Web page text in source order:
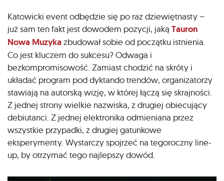
Katowicki event odbędzie się po raz dziewiętnasty –
już sam ten fakt jest dowodem pozycji, jaką Tauron
Nowa Muzykazbudował sobie od początku istnienia.
Co jest kluczem do sukcesu? Odwaga i
bezkompromisowość. Zamiast chodzić na skróty i
układać program pod dyktando trendów, organizatorzy
stawiają na autorską wizję, w której łączą się skrajności.
Z jednej strony wielkie nazwiska, z drugiej obiecujący
debiutanci. Z jednej elektronika odmieniana przez
wszystkie przypadki, z drugiej gatunkowe
eksperymenty. Wystarczy spojrzeć na tegoroczny line-
up, by otrzymać tego najlepszy dowód.